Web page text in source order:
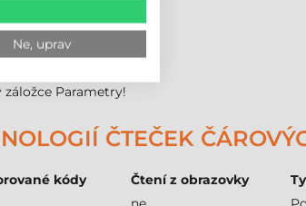
Parametry!
ČTEČEK
kódy Čtení z obrazovky
Ne, uprav